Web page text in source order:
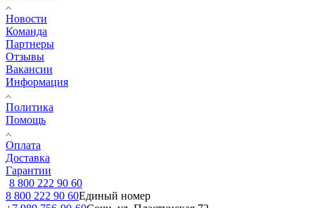
Новости
Команда
Партнеры
Отзывы
Вакансии
Информация
Политика
Помощь
Оплата
Доставка
Гарантии
8 800 222 90 60
8 800 222 90 60Единый номер